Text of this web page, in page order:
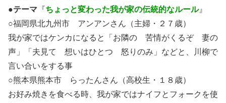
●テーマ 『ちょっと変わった我が家の伝統的なルール』
○福岡県北九州市 アンアンさん（主婦・２７歳）
我が家ではケンカになると「お隣の 苦情がくるぞ 妻の
声」「夫見て 想いはひとつ 怒りのみ」などと、川柳で
言い合いをする事
○熊本県熊本市 らったんさん（高校生・１８歳）
お好み焼きを食べる時、我が家ではナイフとフォークを使